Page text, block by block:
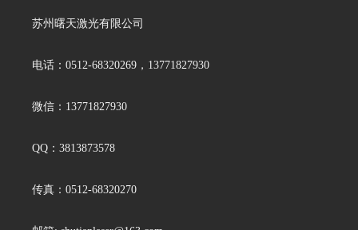
苏州曙天激光有限公司
电话：0512-68320269，13771827930
微信：13771827930
QQ：3813873578
传真：0512-68320270